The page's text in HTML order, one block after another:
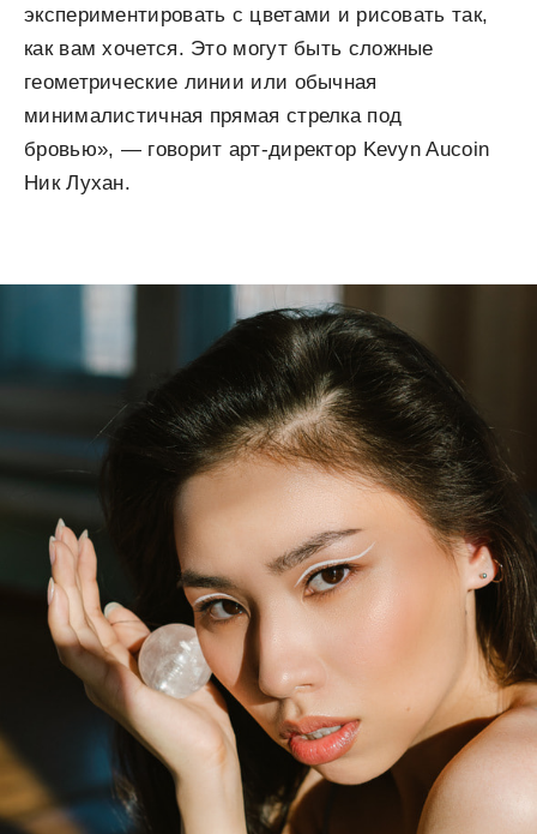
экспериментировать с цветами и рисовать так,
как вам хочется. Это могут быть сложные
геометрические линии или обычная
минималистичная прямая стрелка под
бровью», — говорит арт-директор Kevyn Aucoin
Ник Лухан.